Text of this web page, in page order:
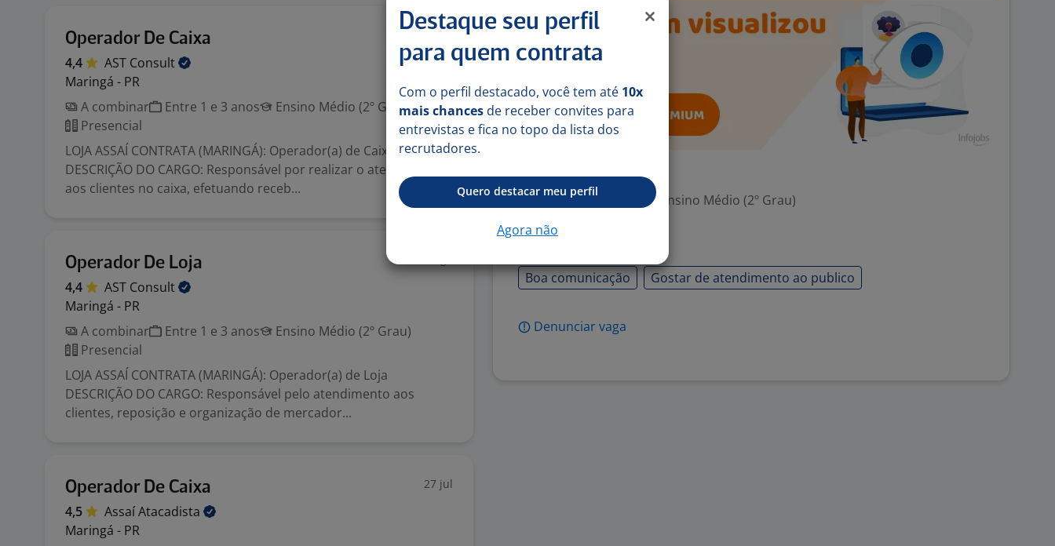
Operador De Caixa
4,4 AST Consult
Maringá - PR
A combinar
Entre 1 e 3 anos
Ensino Médio (2º Grau)
Presencial
LOJA ASSAÍ CONTRATA (MARINGÁ): Operador(a) de Caixa
DESCRIÇÃO DO CARGO: Responsável por realizar o atendimento
aos clientes no caixa, efetuando receb...
Operador De Loja
4,4 AST Consult
Maringá - PR
A combinar
Entre 1 e 3 anos
Ensino Médio (2º Grau)
Presencial
LOJA ASSAÍ CONTRATA (MARINGÁ): Operador(a) de Loja
DESCRIÇÃO DO CARGO: Responsável pelo atendimento aos
clientes, reposição e organização de mercador...
Operador De Caixa 27 jul
4,5 AssaíAtacadista
Maringá - PR
Escolaridade Mínima: Ensino Médio (2º Grau)
Boa comunicação Gostar de atendimento ao publico
Denunciar vaga
Destaque seu perfil
para quem contrata
Com o perfil destacado, você tem até 10x
mais chances de receber convites para
entrevistas e fica no topo da lista dos
recrutadores.
Quero destacar meu perfil
Agora não